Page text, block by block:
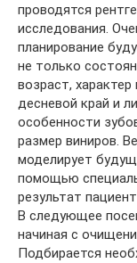
проводятся
исследования.
планирование
не только
возраст,
десневой край и
особенности
размер виниров.
моделирует
помощью
результат
В следующее
начиная с
Подбирается